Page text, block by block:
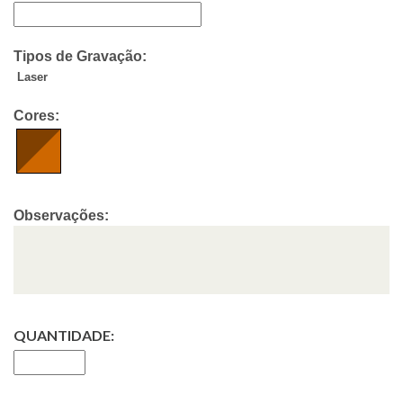
Tipos de Gravação:
Laser
Cores:
Observações:
QUANTIDADE: